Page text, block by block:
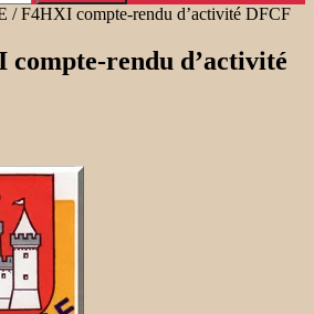
/ F4HXI compte-rendu d’activité DFCF
compte-rendu d’activité